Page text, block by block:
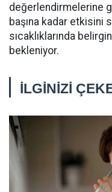
değerlendirmelerine
başına kadar etkisini
sıcaklıklarında
bekleniyor.